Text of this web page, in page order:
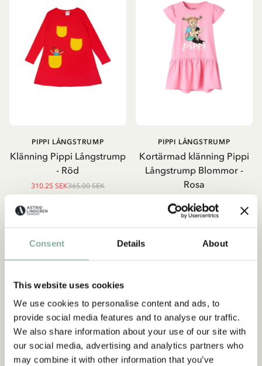
Consent Details About
This website uses cookies
We use cookies to personalise content and ads, to
provide social media features and to analyse our traffic.
We also share information about your use of our site with
our social media, advertising and analytics partners who
may combine it with other information that you’ve
Klänning Pippi Långstrump
- Röd
PIPPI LÅNGSTRUMP
310.25 SEK365.00 SEK
Kortärmad klänning Pippi
Långstrump Blommor -
Rosa
PIPPI LÅNGSTRUMP